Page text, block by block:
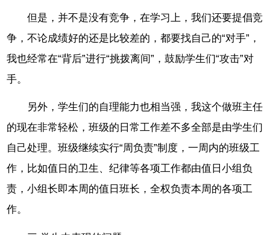
但是，并不是没有竞争，在学习上，我们还要提倡竞
争，不论成绩好的还是比较差的，都要找自己的“对手”，
我也经常在“背后”进行“挑拨离间”，鼓励学生们“攻击”对
手。
另外，学生们的自理能力也相当强，我这个做班主任
的现在非常轻松，班级的日常工作差不多全部是由学生们
自己处理。班级继续实行“周负责”制度，一周内的班级工
作，比如值日的卫生、纪律等各项工作都由值日小组负
责，小组长即本周的值日班长，全权负责本周的各项工
作。